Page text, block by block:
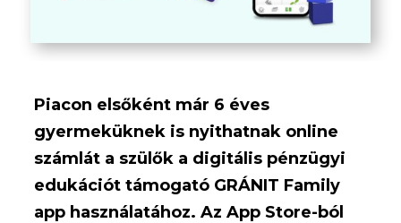
Piacon elsőként már 6 éves
gyermeküknek is nyithatnak online
számlát a szülők a digitális pénzügyi
edukációt támogató GRÁNIT Family
app használatához. Az App Store-ból